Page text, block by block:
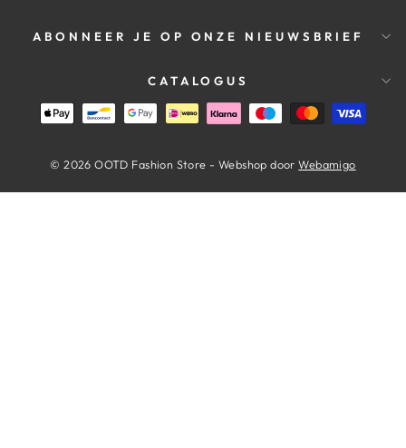
ABONNEER JE OP ONZE NIEUWSBRIEF
CATALOGUS
© 2026 OOTD Fashion Store - Webshop doorWebamigo